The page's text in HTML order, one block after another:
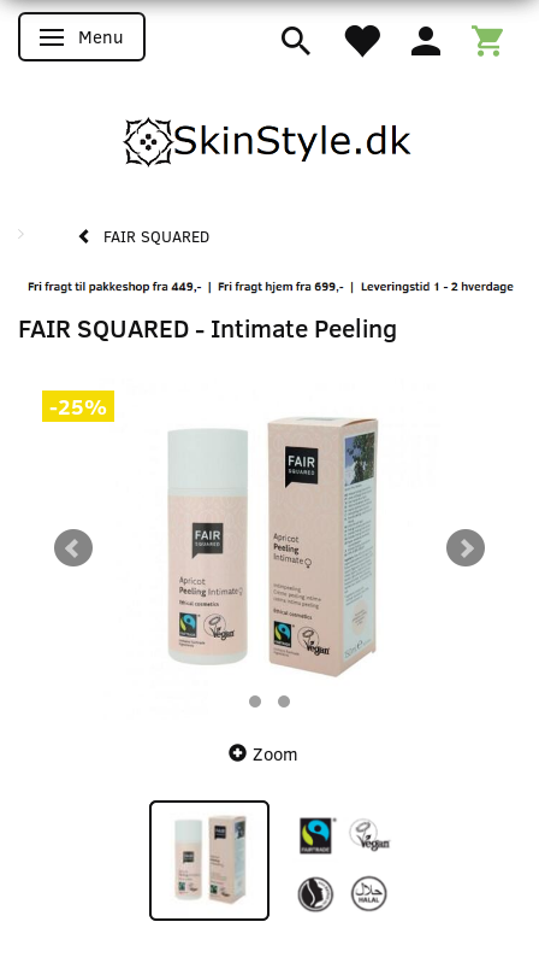
Skifte navigation
Menu
FAIR SQUARED
FAIR SQUARED - Intimate Peeling
-25%
Zoom